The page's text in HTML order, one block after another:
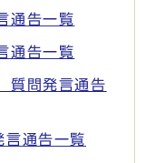
通告一覧
通告一覧
質問発言通告
通告一覧